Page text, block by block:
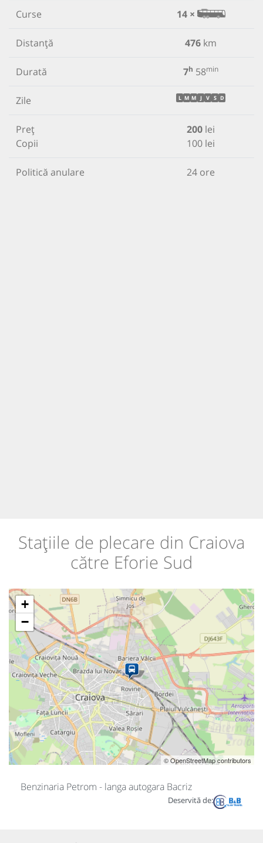
Curse 14 ×
Distanță 476 km
Durată 7h 58min
Zile L M M J V S D
Preț
Copii
200 lei
100 lei
Politică anulare 24 ore
Stațiile de plecare din Craiova
către Eforie Sud
+
−
© OpenStreetMap contributors
Benzinaria Petrom - langa autogara Bacriz
Deservită de: